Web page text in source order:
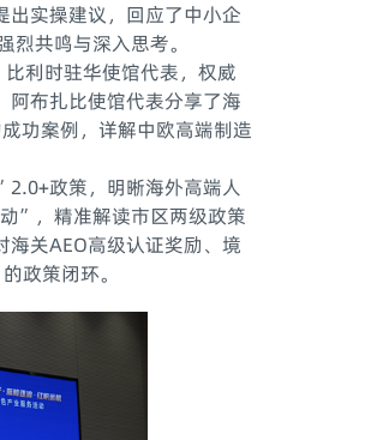
出实操建议，回应了中小企
共鸣与深入思考。
利时驻华使馆代表，权威
阿布扎比使馆代表分享了海
功案例，详解中欧高端制造
政策，明晰海外高端人
”，精准解读市区两级政策
关AEO高级认证奖励、境
政策闭环。